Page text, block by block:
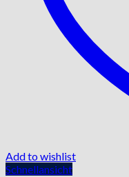
Add to wishlist
Schnellansicht